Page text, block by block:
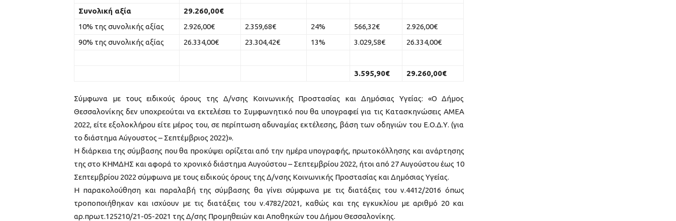
Συνολική αξία
29.260,00€
10% της συνολικής αξίας
2.926,00€ 2.359,68€ 24% 566,32€
2.926,00€
90% της συνολικής αξίας
26.334,00€ 23.304,42€ 13% 3.029,58€ 26.334,00€
3.595,90€ 29.260,00€
Σύμφωνα με τους ειδικούς όρους της Δ/νσης Κοινωνικής Προστασίας και Δημόσιας Υγείας: «Ο Δήμος
Θεσσαλονίκης δεν υποχρεούται να εκτελέσει το Συμφωνητικό που θα υπογραφεί για τις Κατασκηνώσεις ΑΜΕΑ
2022, είτε εξολοκλήρου είτε μέρος του, σε περίπτωση αδυναμίας εκτέλεσης, βάση των οδηγιών του Ε.Ο.Δ.Υ. (για
το διάστημα Αύγουστος – Σεπτέμβριος 2022)».
H διάρκεια της σύμβασης που θα προκύψει ορίζεται από την ημέρα υπογραφής, πρωτοκόλλησης και ανάρτησης
της στο ΚΗΜΔΗΣ και αφορά το χρονικό διάστημα Αυγούστου – Σεπτεμβρίου 2022, ήτοι από 27 Αυγούστου έως 10
Σεπτεμβρίου 2022 σύμφωνα με τους ειδικούς όρους της Δ/νσης Κοινωνικής Προστασίας και Δημόσιας Υγείας.
Η παρακολούθηση και παραλαβή της σύμβασης θα γίνει σύμφωνα με τις διατάξεις του ν.4412/2016 όπως
τροποποιήθηκαν και ισχύουν με τις διατάξεις του ν.4782/2021, καθώς και της εγκυκλίου με αριθμό 20 και
αρ.πρωτ.125210/21-05-2021 της Δ/σης Προμηθειών και Αποθηκών του Δήμου Θεσσαλονίκης.